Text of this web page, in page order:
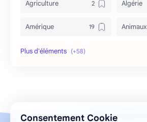
Agriculture Algérie
Amérique Animaux
Archéologie
Bon à savoir
Consentement Cookie